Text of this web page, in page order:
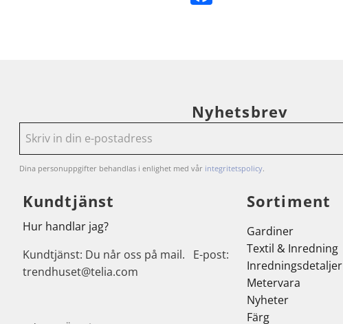
Nyhetsbrev
Dina personuppgifter behandlas i enlighet med vår integritetspolicy.
Kundtjänst
Hur handlar jag?
Kundtjänst: Du når oss på mail. E-post:
trendhuset@telia.com
Sortiment
Gardiner
Textil & Inredning
Inredningsdetaljer
Metervara
Nyheter
Färg